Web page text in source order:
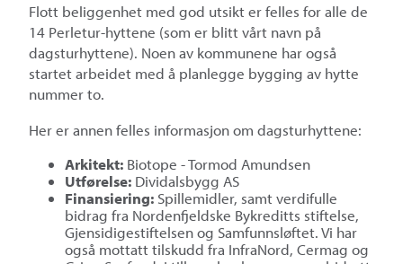
Flott beliggenhet med god utsikt er felles for alle de
14 Perletur-hyttene (som er blitt vårt navn på
dagsturhyttene). Noen av kommunene har også
startet arbeidet med å planlegge bygging av hytte
nummer to.
Her er annen felles informasjon om dagsturhyttene:
Arkitekt: Biotope - Tormod Amundsen
Utførelse: Dividalsbygg AS
Finansiering: Spillemidler, samt verdifulle
bidrag fra Nordenfjeldske Bykreditts stiftelse,
Gjensidigestiftelsen og Samfunnsløftet. Vi har
også mottatt tilskudd fra InfraNord, Cermag og